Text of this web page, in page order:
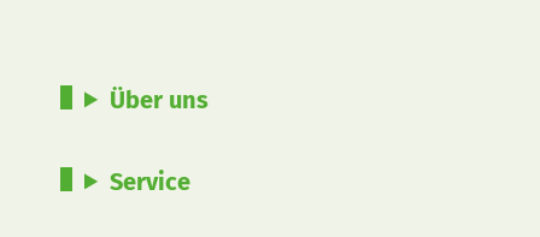
Über uns
Service